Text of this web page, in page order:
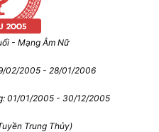
- Mạng Âm Nữ
02/2005 - 28/01/2006
01/01/2005 - 30/12/2005
Trung Thủy)